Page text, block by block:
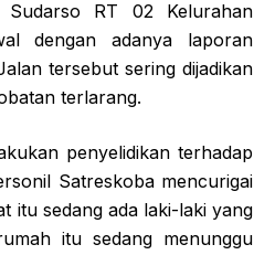
RT 02 Kelurahan
dengan adanya laporan
tersebut sering dijadikan
terlarang.
penyelidikan terhadap
Satreskoba mencurigai
itu sedang ada laki-laki yang
itu sedang menunggu